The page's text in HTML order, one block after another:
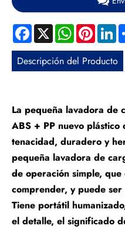
Facebook
X WhatsApp
Descripción del Producto
La pequeña lavadora de
ABS + PP nuevo
tenacidad, duradero y
pequeña lavadora de
de operación simple,
comprender, y puede
Tiene portátil
el detalle, el significado